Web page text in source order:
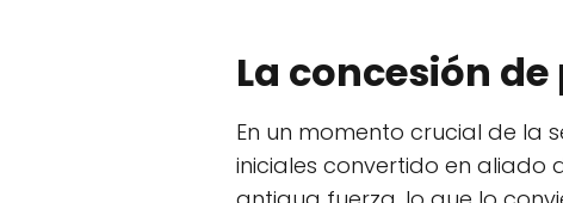
La concesión
En un momento crucial de la
iniciales convertido en aliado